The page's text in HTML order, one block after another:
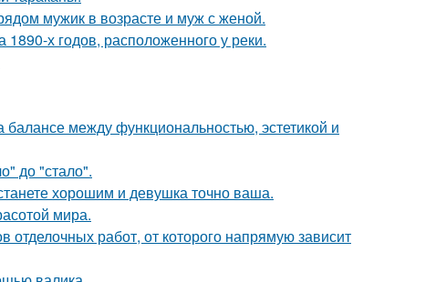
мужик в возрасте и муж с женой.
1890-х годов, расположенного у реки.
между функциональностью, эстетикой и
до "стало".
хорошим и девушка точно ваша.
мира.
отделочных работ, от которого напрямую зависит